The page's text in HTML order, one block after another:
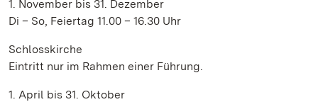
1. November bis 31. Dezember
Di – So, Feiertag 11.00 – 16.30 Uhr
Schlosskirche
Eintritt nur im Rahmen einer Führung.
1. April bis 31. Oktober